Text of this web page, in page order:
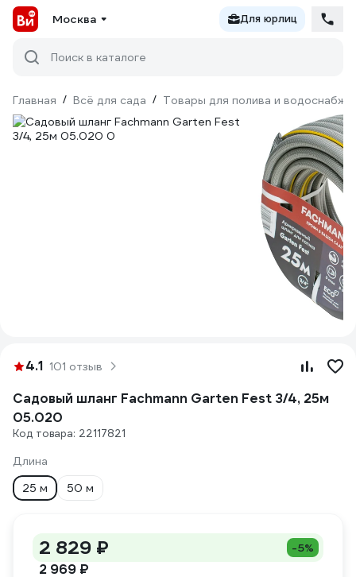
Москва Для юрлиц
Поиск в каталоге
Главная / Всё для сада / Товары для полива и
4.1 101 отзыв
Садовый шланг Fachmann Garten Fest 3/4, 25м
05.020
Код товара: 22117821
Длина
25 м
50 м
2 829 ₽ -5%
2 969 ₽